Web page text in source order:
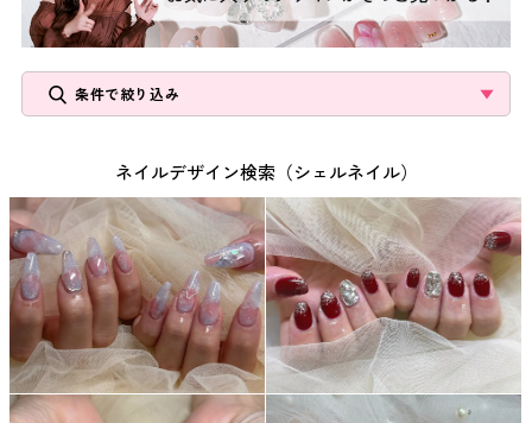
コンセプト
よくあるご質問
ご利用の流れ
条件で絞り込み
ネイルデザイン検索（シェルネイル）